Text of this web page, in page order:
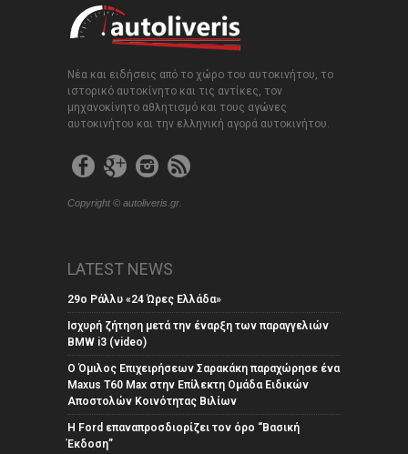
Νέα και ειδήσεις από το χώρο του αυτοκινήτου, το
ιστορικό αυτοκίνητο και τις αντίκες, τον
μηχανοκίνητο αθλητισμό και τους αγώνες
αυτοκινήτου και την ελληνική αγορά αυτοκινήτου.
Copyright © autoliveris.gr.
LATEST NEWS
29ο Ράλλυ «24 Ώρες Ελλάδα»
Ισχυρή ζήτηση μετά την έναρξη των παραγγελιών
BMW i3 (video)
Ο Όμιλος Επιχειρήσεων Σαρακάκη παραχώρησε ένα
Maxus T60 Max στην Επίλεκτη Ομάδα Ειδικών
Αποστολών Κοινότητας Βιλίων
Η Ford επαναπροσδιορίζει τον όρο “Βασική
Έκδοση”